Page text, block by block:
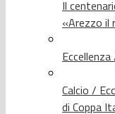
Il
«Arezzo il
Calcio /
di Coppa